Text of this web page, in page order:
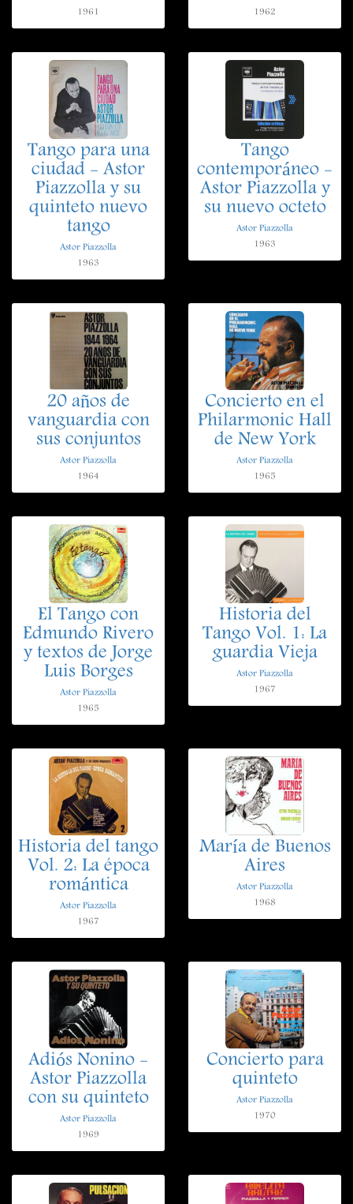
1961
1962
Tango para una
ciudad - Astor
Piazzolla y su
quinteto nuevo
tango
Astor Piazzolla
1963
Tango
contemporáneo -
Astor Piazzolla y
su nuevo octeto
Astor Piazzolla
1963
20 años de
vanguardia con
sus conjuntos
Astor Piazzolla
1964
Concierto en el
Philarmonic Hall
de New York
Astor Piazzolla
1965
El Tango con
Edmundo Rivero
y textos de Jorge
Luis Borges
Astor Piazzolla
1965
Historia del
Tango Vol. 1: La
guardia Vieja
Astor Piazzolla
1967
Historia del tango
Vol. 2: La época
romántica
Astor Piazzolla
1967
María de Buenos
Aires
Astor Piazzolla
1968
Adiós Nonino -
Astor Piazzolla
con su quinteto
Astor Piazzolla
1969
Concierto para
quinteto
Astor Piazzolla
1970